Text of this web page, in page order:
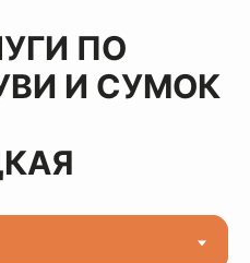
ПО
И СУМОК